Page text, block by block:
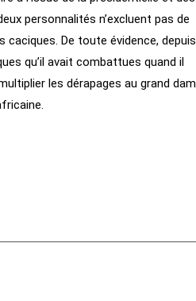
personnalités n’excluent pas de
caciques. De toute évidence, depuis
qu’il avait combattues quand il
les dérapages au grand dam